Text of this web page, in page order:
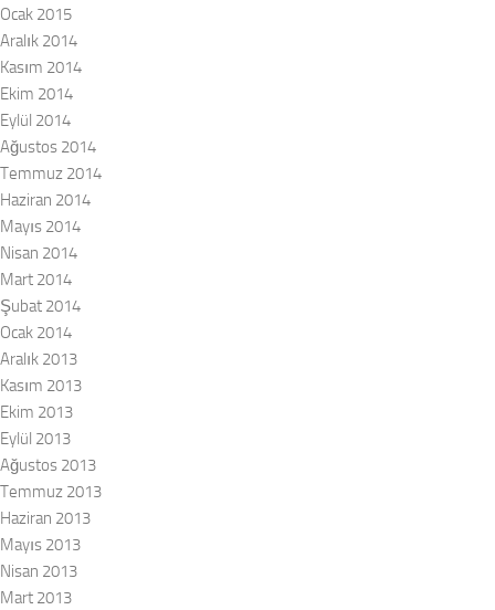
Ocak 2015
Aralık 2014
Kasım 2014
Ekim 2014
Eylül 2014
Ağustos 2014
Temmuz 2014
Haziran 2014
Mayıs 2014
Nisan 2014
Mart 2014
Şubat 2014
Ocak 2014
Aralık 2013
Kasım 2013
Ekim 2013
Eylül 2013
Ağustos 2013
Temmuz 2013
Haziran 2013
Mayıs 2013
Nisan 2013
Mart 2013